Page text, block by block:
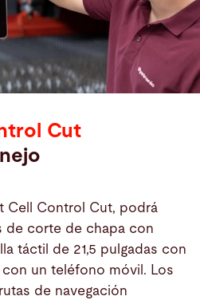
Cut
Cell Control Cut, podrá
de corte de chapa con
táctil de 21,5 pulgadas con
un teléfono móvil. Los
de navegación